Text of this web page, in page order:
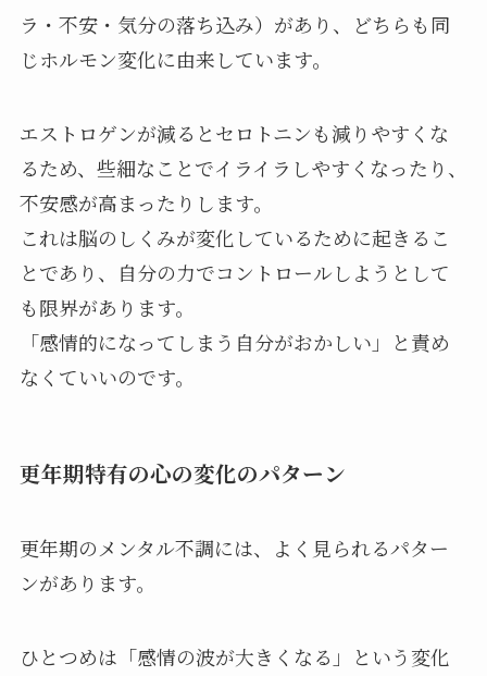
ラ・不安・気分の落ち込み）があり、どちらも同
じホルモン変化に由来しています。
エストロゲンが減るとセロトニンも減りやすくな
るため、些細なことでイライラしやすくなったり、
不安感が高まったりします。
これは脳のしくみが変化しているために起きるこ
とであり、自分の力でコントロールしようとして
も限界があります。
「感情的になってしまう自分がおかしい」と責め
なくていいのです。
更年期特有の心の変化のパターン
更年期のメンタル不調には、よく見られるパター
ンがあります。
ひとつめは「感情の波が大きくなる」という変化